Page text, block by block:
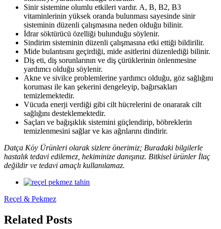
Sinir sistemine olumlu etkileri vardır. A, B, B2, B3
vitaminlerinin yüksek oranda bulunması sayesinde sinir
sisteminin düzenli çalışmasına neden olduğu bilinir.
İdrar söktürücü özelliği bulunduğu söylenir.
Sindirim sisteminin düzenli çalışmasına etki ettiği bildirilir.
Mide bulantısını geçirdiği, mide asitlerini düzenlediği bilinir.
Diş eti, diş sorunlarının ve diş çürüklerinin önlenmesine
yardımcı olduğu söylenir.
Akne ve sivilce problemlerine yardımcı olduğu, göz sağlığını
koruması ile kan şekerini dengeleyip, bağırsakları
temizlemektedir.
Vücuda enerji verdiği gibi cilt hücrelerini de onararak cilt
sağlığını desteklemektedir.
Saçları ve bağışıklık sistemini güçlendirip, böbreklerin
temizlenmesini sağlar ve kas ağrılarını dindirir.
Datça Köy Ürünleri olarak sizlere önerimiz; Buradaki bilgilerle
hastalık tedavi edilemez, hekiminize danışınız. Bitkisel ürünler İlaç
değildir ve tedavi amaçlı kullanılamaz.
Reçel & Pekmez
Related Posts